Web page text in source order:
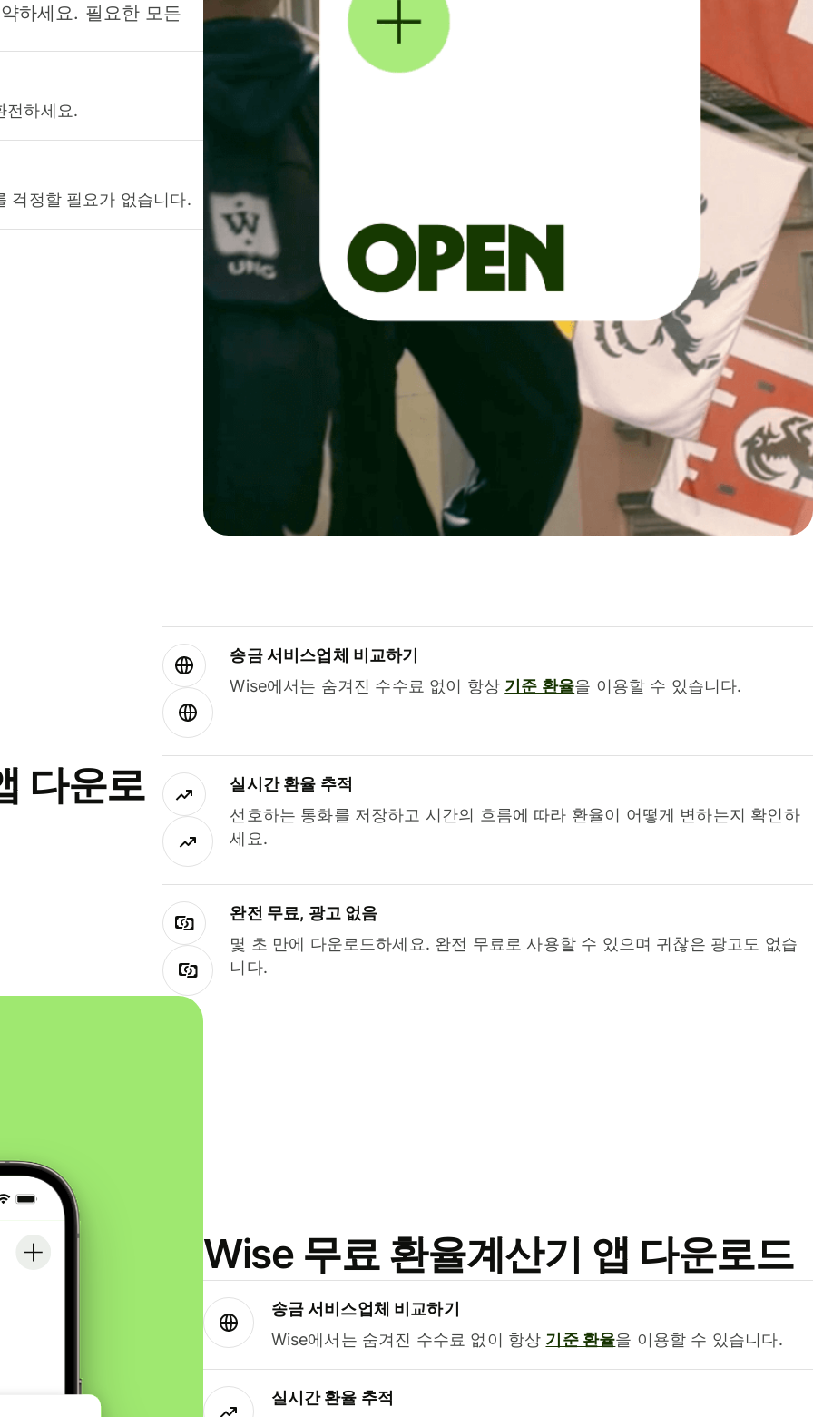
하세요. 필요한 모든
전하세요.
걱정할 필요가 없습니다.
다운로
송금 서비스업체 비교하기
Wise에서는 숨겨진 수수료 없이 항상 기준 환율을 이용할 수 있습니다.
실시간 환율 추적
선호하는 통화를 저장하고 시간의 흐름에 따라 환율이 어떻게 변하는지 확인하
세요.
완전 무료, 광고 없음
몇 초 만에 다운로드하세요. 완전 무료로 사용할 수 있으며 귀찮은 광고도 없습
니다.
Wise 무료 환율계산기 앱 다운로드
송금 서비스업체 비교하기
Wise에서는 숨겨진 수수료 없이 항상 기준 환율을 이용할 수 있습니다.
실시간 환율 추적